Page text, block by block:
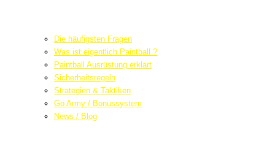
Die häufigsten Fragen
Was ist eigentlich Paintball ?
Paintball Ausrüstung erklärt
Sicherheitsregeln
Strategien & Taktiken
Go Army / Bonussystem
News / Blog